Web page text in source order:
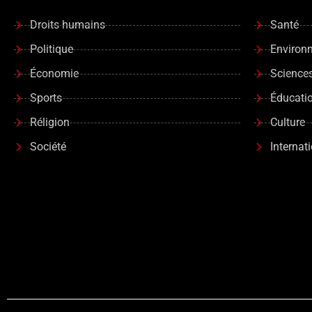
Droits humains
Politique
Économie
Sports
Réligion
Société
Santé
Culture